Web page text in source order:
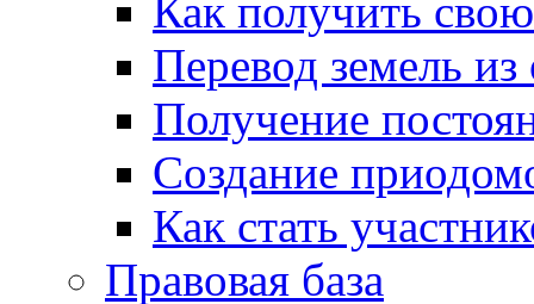
Как получить
Перевод земель
Получение
Создание
Как стать
Правовая база